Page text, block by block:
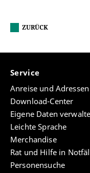
ZURÜCK
Service
Anreise und Adressen
Download-Center
Eigene Daten
Leichte Sprache
Merchandise
Rat und Hilfe in
Personensuche